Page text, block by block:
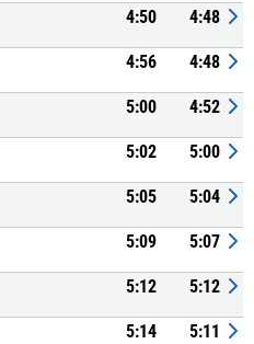
4:50 4:48
4:56 4:48
5:00 4:52
5:02 5:00
5:05 5:04
5:09 5:07
5:12 5:12
5:14 5:11